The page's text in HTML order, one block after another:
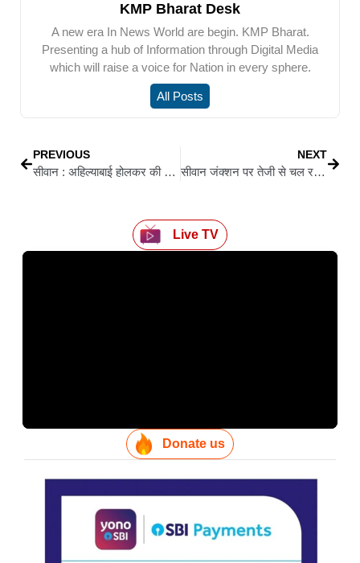
KMP Bharat Desk
A new era In News World are begin. KMP Bharat.
Presenting a hub of Information through Digital Media
which will raise a voice for Nation in every sphere.
All Posts
PREVIOUS
सीवान : अहिल्याबाई होलकर की 300वीं जयंती पर भव्य कार्यक्रम
NEXT
सीवान जंक्शन पर तेजी से चल रहे विकास कार्यों का एडीआरएम ने किया निरीक्षण
Live TV
Donate us